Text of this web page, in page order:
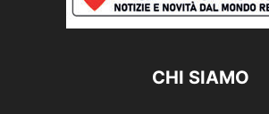
CHI SIAMO